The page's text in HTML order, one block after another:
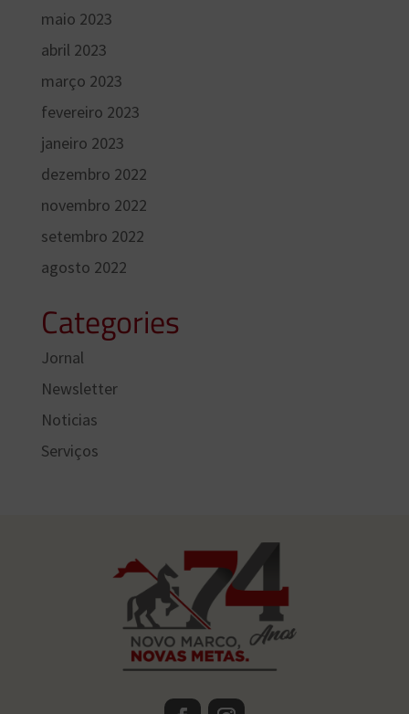
maio 2023
abril 2023
março 2023
fevereiro 2023
janeiro 2023
dezembro 2022
novembro 2022
setembro 2022
agosto 2022
Categories
Jornal
Newsletter
Noticias
Serviços